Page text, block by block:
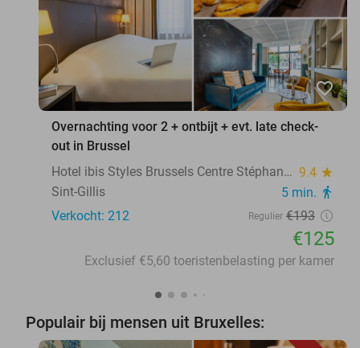
favorite_border
Overnachting voor 2 + ontbijt + evt. late check-
out in Brussel
Hotel ibis Styles Brussels Centre Stéphanie 9.4 star
Sint-Gillis 5 min. directions_walk
Verkocht: 212 Regulier €193
€125
Exclusief €5,60 toeristenbelasting per kamer
Populair bij mensen uit Bruxelles: